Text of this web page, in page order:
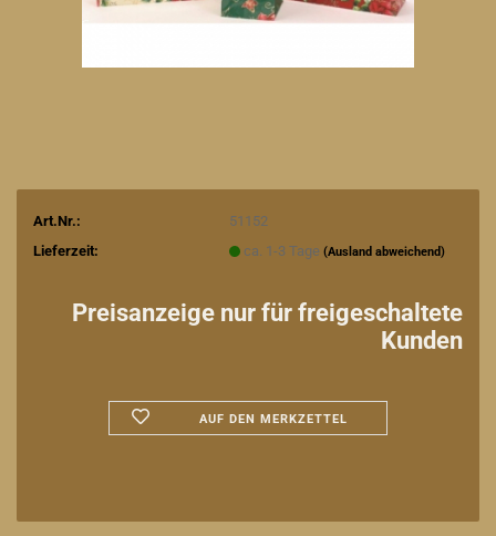
Art.Nr.:
51152
Lieferzeit:
ca. 1-3 Tage (Ausland abweichend)
Preisanzeige nur für freigeschaltete
Kunden
AUF DEN MERKZETTEL